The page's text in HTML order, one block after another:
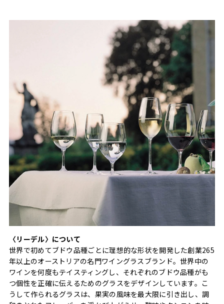
〈リーデル〉について
世界で初めてブドウ品種ごとに理想的な形状を開発した創業265
年以上のオーストリアの名門ワイングラスブランド。世界中の
ワインを何度もテイスティングし、それぞれのブドウ品種がも
つ個性を正確に伝えるためのグラスをデザインしています。こ
うして作られるグラスは、果実の風味を最大限に引き出し、調